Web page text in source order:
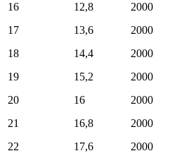
16
12,8 2000
17
13,6 2000
18
14,4 2000
19
15,2 2000
20
16 2000
21
16,8 2000
22
17,6 2000